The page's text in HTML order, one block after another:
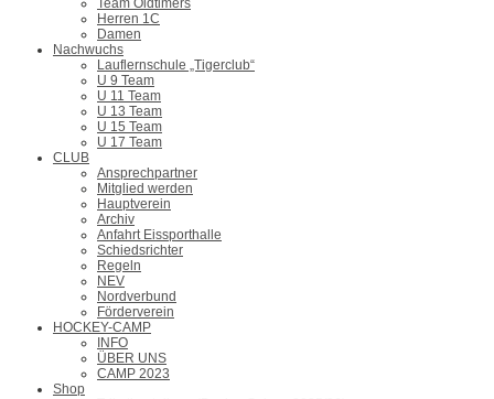
Team Oldtimers
Herren 1C
Damen
Nachwuchs
Lauflernschule „Tigerclub“
U 9 Team
U 11 Team
U 13 Team
U 15 Team
U 17 Team
CLUB
Ansprechpartner
Mitglied werden
Hauptverein
Archiv
Anfahrt Eissporthalle
Schiedsrichter
Regeln
NEV
Nordverbund
Förderverein
HOCKEY-CAMP
INFO
ÜBER UNS
CAMP 2023
Shop